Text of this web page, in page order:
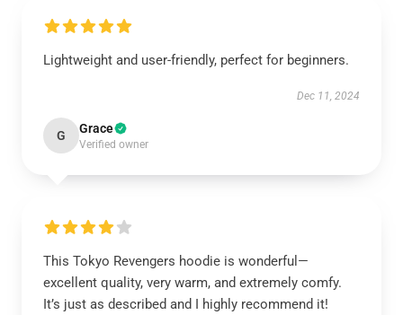
Lightweight and user-friendly, perfect for beginners.
Dec 11, 2024
G Grace
Verified owner
This Tokyo Revengers hoodie is wonderful—
excellent quality, very warm, and extremely comfy.
It’s just as described and I highly recommend it!